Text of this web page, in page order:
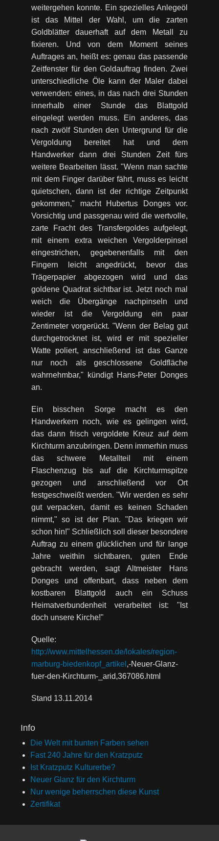
weitergehen konnte. Ein spezielles Anlegeöl
ist das Mittel der Wahl, um die zarten
Goldblätter dauerhaft auf dem Metall zu
fixieren. Und von dem Moment seines
Auftrages an, heißt es: genau das passende
Zeitfenster für den Goldauftrag finden. Zwei
unterschiedliche Öle kann der Maler dabei
verwenden: eines, in das nach drei Stunden
innerhalb einer Stunde das Blattgold
eingelegt werden muss. Ein anderes, das
nach zwölf Stunden den Untergrund für die
Vergoldung bereitet hat und dem
Handwerker dann drei Stunden Zeit fürs
weitere Bearbeiten lässt. "Wenn man sachte
mit dem Finger darüber fährt, muss es leicht
quietschen, dann ist der richtige Zeitpunkt
gekommen," macht Hubertus Donges vor.
Vorsichtig und passgenau wird die wertvolle,
zarte Fracht des Transfergoldes aufgelegt,
mit einem extra weichen Vergolderpinsel
eingestrichen, gegebenenfalls mit den
Fingern leicht angedrückt, bevor das
Trägerpapier abgezogen wird und das
goldene Quadrat sichtbar ist. Jetzt noch mal
weich die Übergänge nachpinseln und
wieder ist die Vergoldung ein paar
Zentimeter vorgerückt. "Wenn der Belag gut
durchgetrocknet ist, wird er mit spezieller
Watte poliert, anschließend ist das Ganze
nur noch als geschlossene Goldfläche
wahrnehmbar," kündigt Hans-Peter Donges
an.
Ein bisschen Sorge macht es den
Handwerkern noch, wie es gelingen wird,
das dann frisch vergoldete Kreuz auf dem
Kirchturm anzubringen. Denn immerhin muss
das schwere Metallteil mit einem
Flaschenzug bis auf die Kirchturmspitze
gezogen und anschließend vor Ort
festgeschweißt werden. "Wir werden es sehr
gut verpacken, damit es keinen Schaden
nimmt," so ist der Plan. "Das kriegen wir
schon hin!" Schließlich soll dieser besondere
Auftrag zu einem glücklichen und für lange
Jahre weithin sichtbaren, guten Ende
gebracht werden, sagt Altmeister Hans
Donges und offenbart, dass neben dem
kostbaren Blattgold auch ein Schuss
Heimatverbundenheit verarbeitet ist: "Ist
doch unsere Kirche!"
Quelle:
http://www.mittelhessen.de/lokales/region-
marburg-biedenkopf_artikel ,-Neuer-Glanz-
fuer-den-Kirchturm-_arid,367086.html
Stand 13.11.2014
Info
Die Welt mit bunten Farben sehen
Fast 240 Jahre für den Kratzputz
Ist Kratzputz Kulturerbe?
Neuer Glanz für den Kirchturm
Nur wenige beherrschen diese Kunst
Zertifikat